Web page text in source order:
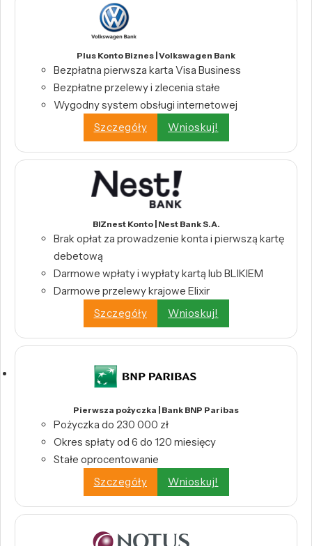
Plus Konto Biznes | Volkswagen Bank
Bezpłatna pierwsza karta Visa Business
Bezpłatne przelewy i zlecenia stałe
Wygodny system obsługi internetowej
Szczegóły
Wnioskuj!
BIZnest Konto | Nest Bank S.A.
Brak opłat za prowadzenie konta i pierwszą kartę
debetową
Darmowe wpłaty i wypłaty kartą lub BLIKIEM
Darmowe przelewy krajowe Elixir
Szczegóły
Wnioskuj!
Pierwsza pożyczka | Bank BNP Paribas
Pożyczka do 230 000 zł
Okres spłaty od 6 do 120 miesięcy
Stałe oprocentowanie
Szczegóły
Wnioskuj!